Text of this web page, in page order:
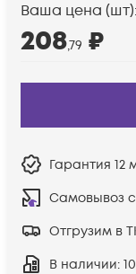
Ваша цена (шт):
208,79 ₽
Гарантия 12
Самовывоз
Отгрузим в
В наличии: